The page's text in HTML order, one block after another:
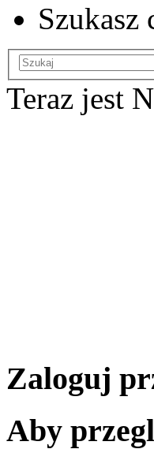
Szukasz
Teraz jest
Zaloguj
Aby